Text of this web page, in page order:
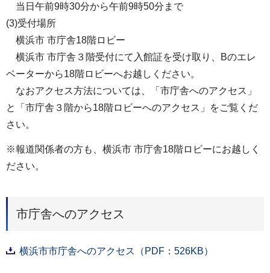
当日午前9時30分から午前9時50分まで
(3)受付場所
横浜市 市庁舎18階ロビー
横浜市 市庁舎３階受付にて入館証を受け取り、Bのエレ
ベーターから18階ロビーへお越しください。
なおアクセス方法については、「市庁舎へのアクセス」
と「市庁舎３階から18階ロビーへのアクセス」をご覧くだ
さい。
※報道関係者の方も、横浜市 市庁舎18階ロビーにお越しく
ださい。
市庁舎へのアクセス
横浜市市庁舎へのアクセス（PDF：526KB）